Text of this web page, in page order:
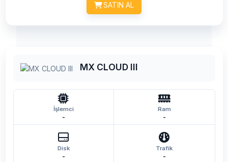
SATIN AL
MX CLOUD III
İşlemci
-
Ram
-
Disk
-
Trafik
-